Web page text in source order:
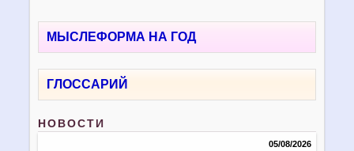
МЫСЛЕФОРМА НА ГОД
ГЛОССАРИЙ
НОВОСТИ
05/08/2026